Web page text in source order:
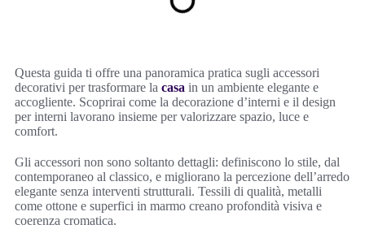
Questa guida ti offre una panoramica pratica sugli accessori
decorativi per trasformare la casa in un ambiente elegante e
accogliente. Scoprirai come la decorazione d’interni e il design
per interni lavorano insieme per valorizzare spazio, luce e
comfort.
Gli accessori non sono soltanto dettagli: definiscono lo stile, dal
contemporaneo al classico, e migliorano la percezione dell’arredo
elegante senza interventi strutturali. Tessili di qualità, metalli
come ottone e superfici in marmo creano profondità visiva e
coerenza cromatica.